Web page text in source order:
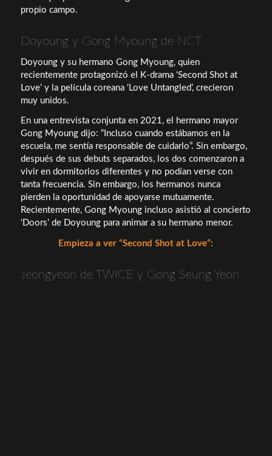
propio campo.
Doyoung y Gong Myoung de NCT
Doyoung y su hermano Gong Myoung, quien
recientemente protagonizó el K-drama ‘Second Shot at
Love’ y la película coreana ‘Love Untangled’, crecieron
muy unidos.
En una entrevista conjunta en 2021, el hermano mayor
Gong Myoung dijo: “Incluso cuando estábamos en la
escuela, me sentía responsable de cuidarlo”. Sin embargo,
después de sus debuts separados, los dos comenzaron a
vivir en dormitorios diferentes y no podían verse con
tanta frecuencia. Sin embargo, los hermanos nunca
pierden la oportunidad de apoyarse mutuamente.
Recientemente, Gong Myoung incluso asistió al concierto
‘Doors’ de Doyoung para animar a su hermano menor.
Empieza a ver “Second Shot at Love”:
Jeongyeon de TWICE y Gong Seung Yeon